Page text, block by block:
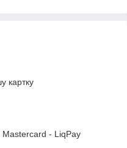
картку
- LiqPay